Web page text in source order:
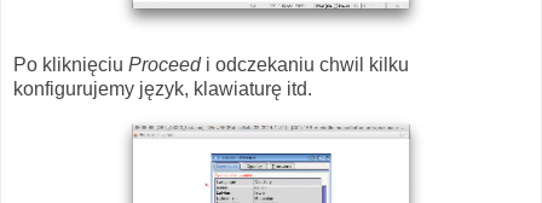
Po kliknięciu Proceedi odczekaniu chwil kilku
konfigurujemy język, klawiaturę itd.